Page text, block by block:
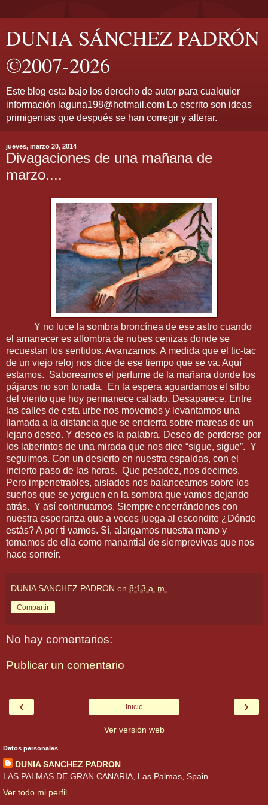
DUNIA SÁNCHEZ PADRÓN
©2007-2026
Este blog esta bajo los derecho de autor para cualquier
información laguna198@hotmail.com Lo escrito son ideas
primigenias que después se han corregir y alterar.
jueves, marzo 20, 2014
Divagaciones de una mañana de
marzo....
Y no luce la sombra broncínea de ese astro cuando
el amanecer es alfombra de nubes cenizas donde se
recuestan los sentidos. Avanzamos. A medida que el tic-tac
de un viejo reloj nos dice de ese tiempo que se va. Aquí
estamos. Saboreamos el perfume de la mañana donde los
pájaros no son tonada. En la espera aguardamos el silbo
del viento que hoy permanece callado. Desaparece. Entre
las calles de esta urbe nos movemos y levantamos una
llamada a la distancia que se encierra sobre mareas de un
lejano deseo. Y deseo es la palabra. Deseo de perderse por
los laberintos de una mirada que nos dice “sigue, sigue”. Y
seguimos. Con un desierto en nuestra espaldas, con el
incierto paso de las horas. Que pesadez, nos decimos.
Pero impenetrables, aislados nos balanceamos sobre los
sueños que se yerguen en la sombra que vamos dejando
atrás. Y así continuamos. Siempre encerrándonos con
nuestra esperanza que a veces juega al escondite ¿Dónde
estás? A por ti vamos. Sí, alargamos nuestra mano y
tomamos de ella como manantial de siemprevivas que nos
hace sonreír.
DUNIA SANCHEZ PADRON en 8:13 a. m.
Compartir
No hay comentarios:
Publicar un comentario
‹ ›
Inicio
Ver versión web
Datos personales
DUNIA SANCHEZ PADRON
LAS PALMAS DE GRAN CANARIA, Las Palmas, Spain
Ver todo mi perfil